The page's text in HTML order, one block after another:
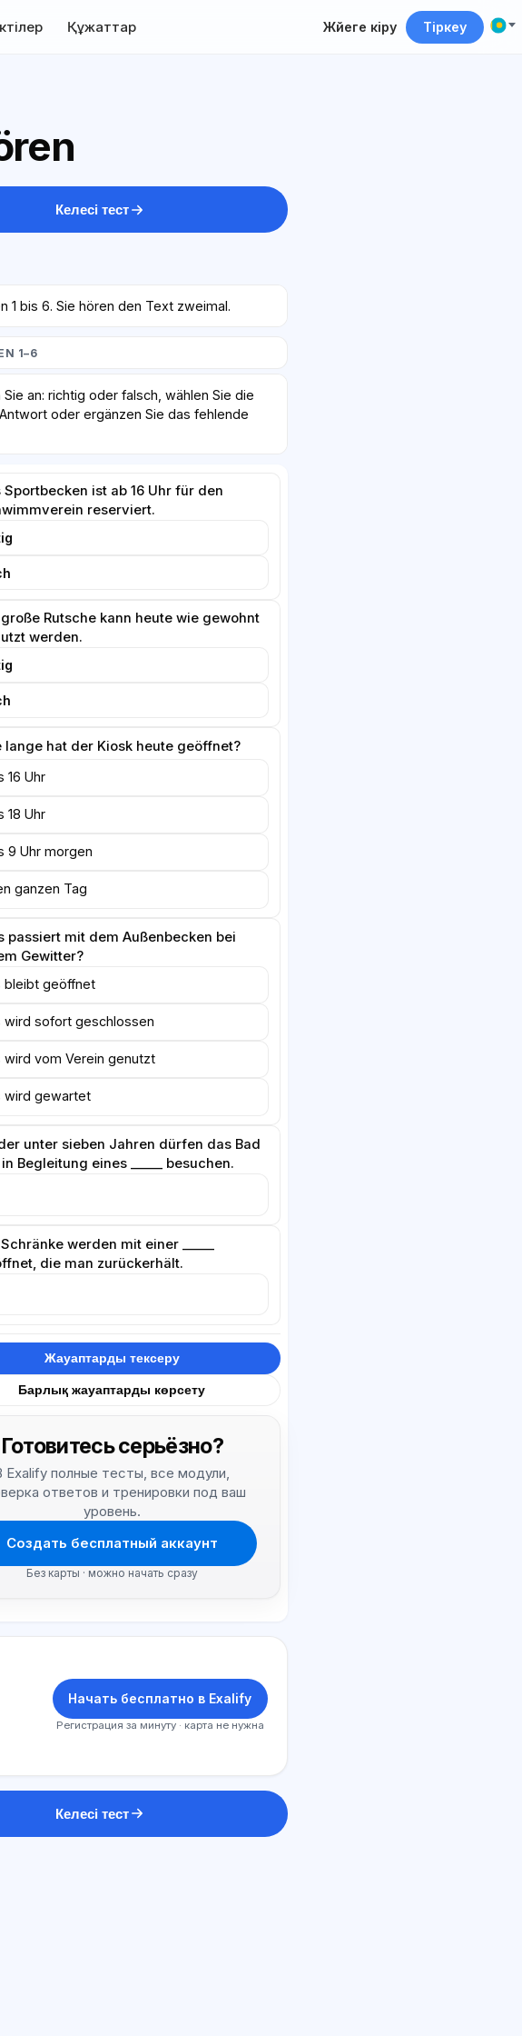
Құжаттар Жүйеге кіру Тіркеу
Келесі тест
1 bis 6. Sie hören den Text zweimal.
1–6
Sie an: richtig oder falsch, wählen Sie die
oder ergänzen Sie das fehlende
Sportbecken ist ab 16 Uhr für den
reserviert.
große Rutsche kann heute wie gewohnt
werden.
lange hat der Kiosk heute geöffnet?
16 Uhr
18 Uhr
9 Uhr morgen
ganzen Tag
passiert mit dem Außenbecken bei
Gewitter?
bleibt geöffnet
wird sofort geschlossen
wird vom Verein genutzt
wird gewartet
unter sieben Jahren dürfen das Bad
Begleitung eines _____ besuchen.
werden mit einer _____
die man zurückerhält.
Жауаптарды тексеру
Барлық жауаптарды көрсету
Готовитесь серьёзно?
Exalify полные тесты, все модули,
ответов и тренировки под ваш
уровень.
Создать бесплатный аккаунт
Без карты · можно начать сразу
Начать бесплатно в Exalify
Регистрация за минуту · карта не нужна
Келесі тест